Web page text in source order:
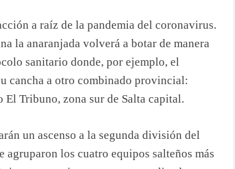
a raíz de la pandemia del coronavirus.
la anaranjada volverá a botar de manera
sanitario donde, por ejemplo, el
cancha a otro combinado provincial:
Tribuno, zona sur de Salta capital.
un ascenso a la segunda división del
los cuatro equipos salteños más